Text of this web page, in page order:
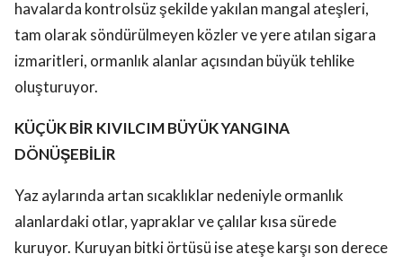
havalarda kontrolsüz şekilde yakılan mangal ateşleri,
tam olarak söndürülmeyen közler ve yere atılan sigara
izmaritleri, ormanlık alanlar açısından büyük tehlike
oluşturuyor.
KÜÇÜK BİR KIVILCIM BÜYÜK YANGINA
DÖNÜŞEBİLİR
Yaz aylarında artan sıcaklıklar nedeniyle ormanlık
alanlardaki otlar, yapraklar ve çalılar kısa sürede
kuruyor. Kuruyan bitki örtüsü ise ateşe karşı son derece